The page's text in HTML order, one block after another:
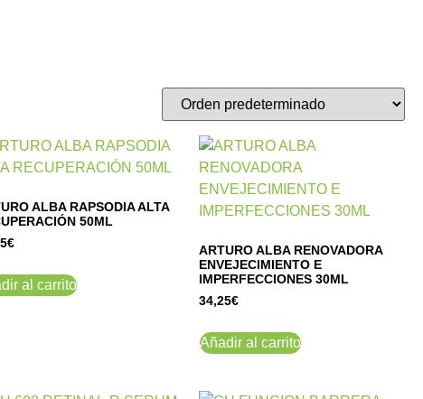
ALBA RAPSODIA ALTA
50ML
€
al carrito
ARTURO ALBA RENOVADORA
ENVEJECIMIENTO E
IMPERFECCIONES 30ML
34,25€
Añadir al carrito